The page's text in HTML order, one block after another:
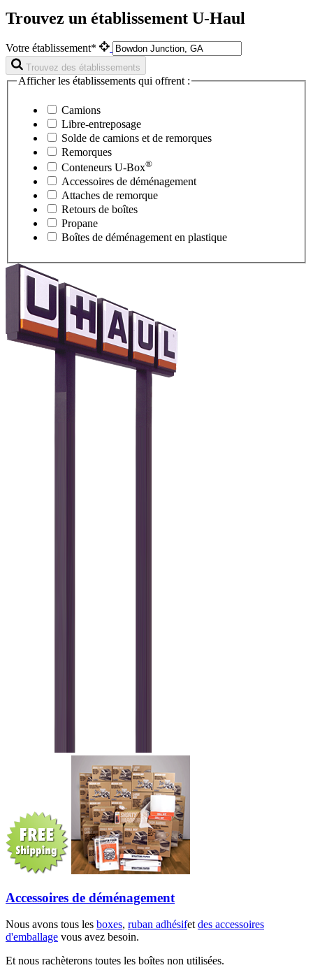
Trouvez un établissement U-Haul
Votre établissement*
Trouvez des établissements
Afficher les établissements qui offrent :
Camions
Libre-entreposage
Solde de camions et de remorques
Remorques
Conteneurs U-Box®
Accessoires de déménagement
Attaches de remorque
Retours de boîtes
Propane
Boîtes de déménagement en plastique
Accessoires de déménagement
Nous avons tous les boxes, ruban adhésifetdes accessoires
d'emballage vous avez besoin.
Et nous rachèterons toutes les boîtes non utilisées.